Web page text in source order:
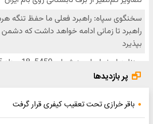
پر بازدیدها
باقر خرازی تحت تعقیب کیفری قرار گرفت